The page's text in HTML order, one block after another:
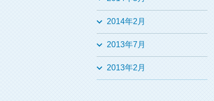
2014年2月
2013年7月
2013年2月